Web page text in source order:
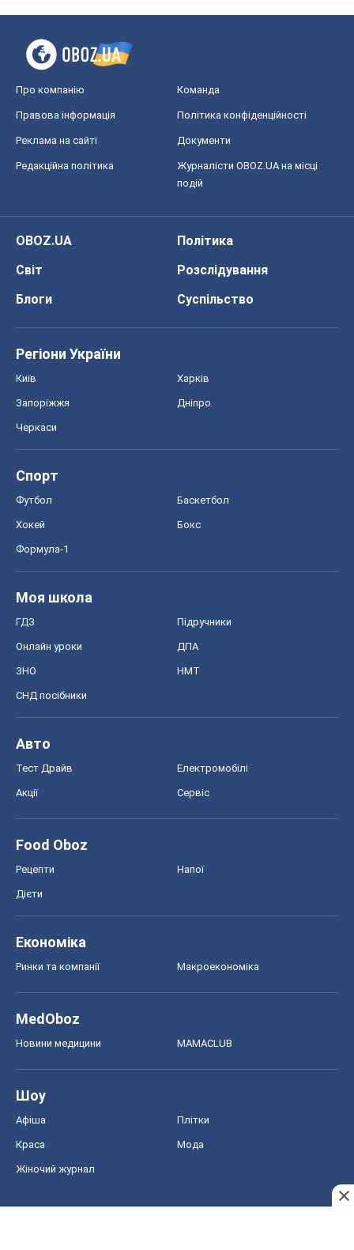
Про компанію Команда
Правова інформація Політика конфіденційності
Реклама на сайті Документи
Редакційна політика
Журналісти OBOZ.UA на місці
подій
OBOZ.UA
Політика
Світ
Розслідування
Блоги
Суспільство
Регіони України
Київ Харків
Запоріжжя Дніпро
Черкаси
Спорт
Футбол Баскетбол
Хокей Бокс
Формула-1
Моя школа
ГДЗ Підручники
Онлайн уроки ДПА
ЗНО НМТ
СНД посібники
Авто
Тест Драйв Електромобілі
Акції Сервіс
Food Oboz
Рецепти Напої
Дієти
Економіка
Ринки та компанії Макроекономіка
MedOboz
Новини медицини MAMACLUB
Шоу
Афіша Плітки
Краса Мода
Жіночий журнал